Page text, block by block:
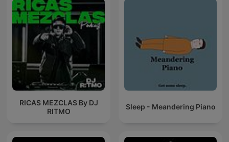
RICAS MEZCLAS By DJ
RITMO
Sleep - Meandering Piano